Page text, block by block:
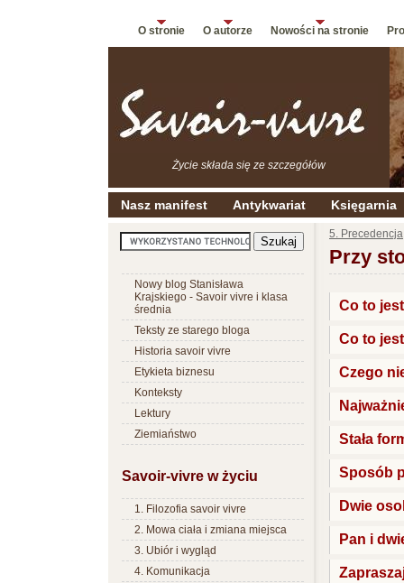
O stronie O autorze Nowości na stronie
Życie składa się ze szczegółów
5. Precedencja
Nasz manifest Antykwariat Księgarnia
Nowy blog Stanisława
Krajskiego - Savoir vivre i klasa
średnia
Teksty ze starego bloga
Historia savoir vivre
Etykieta biznesu
Konteksty
Lektury
Ziemiaństwo
Savoir-vivre w życiu
1. Filozofia savoir vivre
2. Mowa ciała i zmiana miejsca
3. Ubiór i wygląd
4. Komunikacja
Przy
Co to
Co to
Czego
Stała
Sposób
Dwie
Pan i